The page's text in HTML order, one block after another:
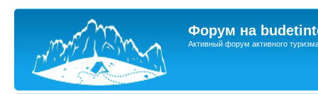
Форум на
Активный форум активного